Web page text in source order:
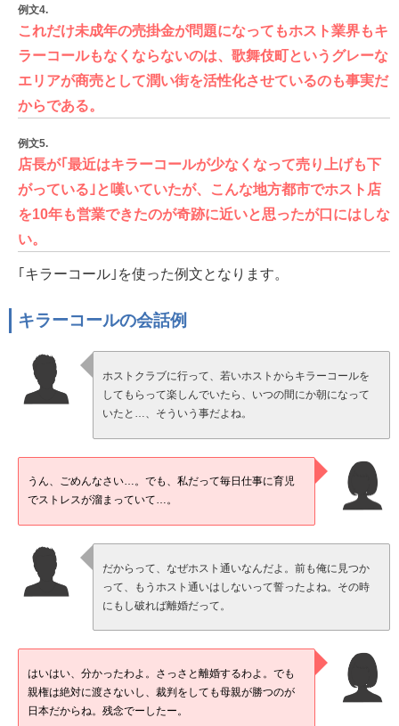
例文4.
これだけ未成年の売掛金が問題になってもホスト業界もキ
ラーコールもなくならないのは、歌舞伎町というグレーな
エリアが商売として潤い街を活性化させているのも事実だ
からである。
例文5.
店長が｢最近はキラーコールが少なくなって売り上げも下
がっている｣と嘆いていたが、こんな地方都市でホスト店
を10年も営業できたのが奇跡に近いと思ったが口にはしな
い。
｢キラーコール｣を使った例文となります。
キラーコールの会話例
ホストクラブに行って、若いホストからキラーコールを
してもらって楽しんでいたら、いつの間にか朝になって
いたと…、そういう事だよね。
うん、ごめんなさい…。でも、私だって毎日仕事に育児
でストレスが溜まっていて…。
だからって、なぜホスト通いなんだよ。前も俺に見つか
って、もうホスト通いはしないって誓ったよね。その時
にもし破れば離婚だって。
はいはい、分かったわよ。さっさと離婚するわよ。でも
親権は絶対に渡さないし、裁判をしても母親が勝つのが
日本だからね。残念でーしたー。